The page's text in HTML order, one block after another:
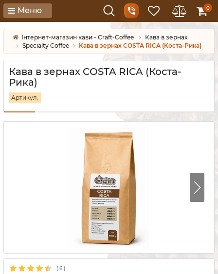
Меню 0
Інтернет-магазин кави - Craft-Coffee
Кава в зернах
Specialty Coffee
Кава в зернах COSTA RICA (Коста-Рика)
Кава в зернах COSTA RICA (Коста-
Рика)
Артикул:
( 6 )